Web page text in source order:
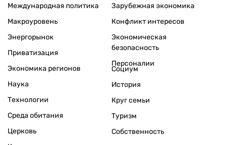
Международная политика
Макроуровень
Энергорынок
Приватизация
Экономика регионов
Зарубежная экономика
Конфликт интересов
Экономическая
безопасность
Персоналии
Наука
Технологии
Среда обитания
Церковь
Социум
История
Круг семьи
Туризм
Собственность